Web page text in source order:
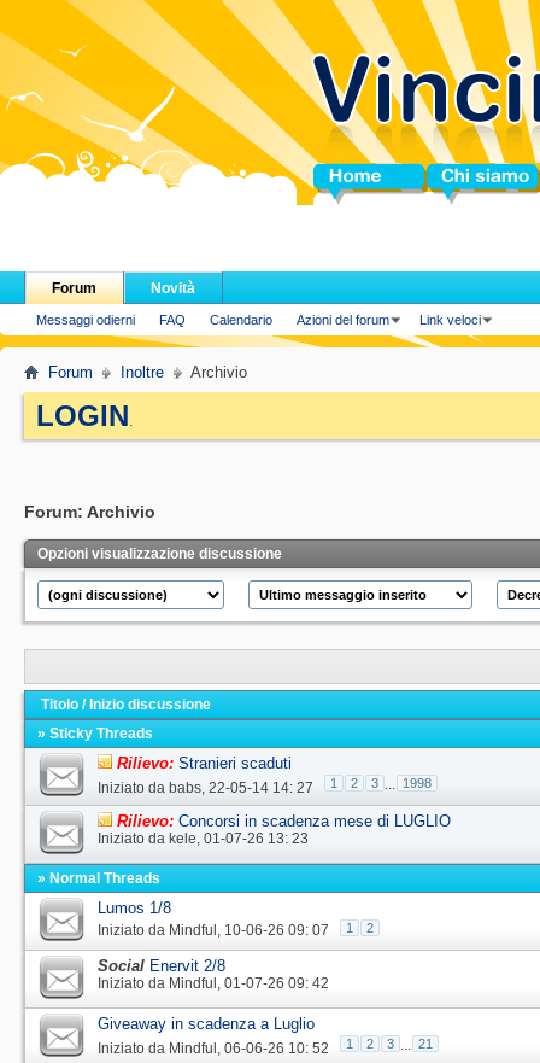
Home Chi siamo
Forum
Messaggi odierni FAQ Calendario Azioni del forum Link veloci
Novità
Forum Inoltre Archivio
LOGIN.
Forum: Archivio
Opzioni visualizzazione discussione
Titolo /Inizio discussione
» Sticky Threads
Rilievo: Stranieri scaduti
Iniziato da babs‎, 22-05-14 14: 27 1 2 3 ... 1998
Rilievo: Concorsi in scadenza mese di LUGLIO
Iniziato da kele‎, 01-07-26 13: 23
» Normal Threads
Lumos 1/8
Iniziato da Mindful‎, 10-06-26 09: 07 1 2
Social Enervit 2/8
Iniziato da Mindful‎, 01-07-26 09: 42
Giveaway in scadenza a Luglio
Iniziato da Mindful‎, 06-06-26 10: 52 1 2 3 ... 21